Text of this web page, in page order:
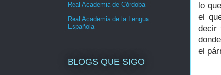
lo
el
decir
el
Real Academia de Córdoba
Real Academia de la Lengua
Española
BLOGS QUE SIGO